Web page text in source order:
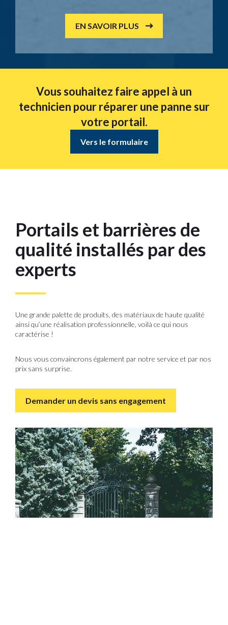
Portails et barrières de
qualité installés par des
experts
Une grande palette de produits, des matériaux de haute qualité
ainsi qu’une réalisation professionnelle, voilà ce qui nous
caractérise !
Nous vous convaincrons également par notre service et par nos
prix sans surprise.
Demander un devis sans engagement
Vous souhaitez faire appel à un
technicien pour réparer une panne sur
votre portail.
Vers le formulaire
EN SAVOIR PLUS